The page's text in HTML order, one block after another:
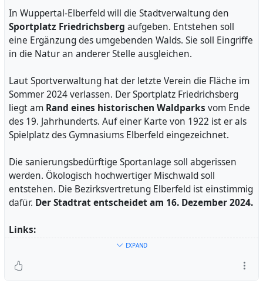
#Demonstration#noafd#nonazis
#Demokratie#Menschenwürde#NieWiederIstJetzt
#Wuppertal
buergerservice/verkehr/baustellen/meldungen/Jakobstre
ppe_2024.php
In Wuppertal-Elberfeld will die Stadtverwaltung den
Sportplatz Friedrichsberg aufgeben. Entstehen soll
eine Ergänzung des umgebenden Walds. Sie soll Eingriffe
in die Natur an anderer Stelle ausgleichen.
Laut Sportverwaltung hat der letzte Verein die Fläche im
Sommer 2024 verlassen. Der Sportplatz Friedrichsberg
liegt am Rand eines historischen Waldparks vom Ende
des 19. Jahrhunderts. Auf einer Karte von 1922 ist er als
Spielplatz des Gymnasiums Elberfeld eingezeichnet.
Die sanierungsbedürftige Sportanlage soll abgerissen
werden. Ökologisch hochwertiger Mischwald soll
entstehen. Die Bezirksvertretung Elberfeld ist einstimmig
dafür. Der Stadtrat entscheidet am 16. Dezember 2024.
Links:
Aufgabe einer kommunalen Sportstätte - Sportplatz
EXPAND